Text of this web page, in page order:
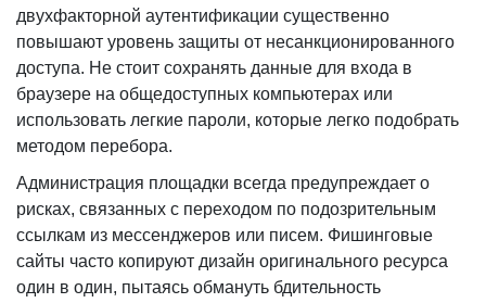
двухфакторной аутентификации существенно
повышают уровень защиты от несанкционированного
доступа. Не стоит сохранять данные для входа в
браузере на общедоступных компьютерах или
использовать легкие пароли, которые легко подобрать
методом перебора.
Администрация площадки всегда предупреждает о
рисках, связанных с переходом по подозрительным
ссылкам из мессенджеров или писем. Фишинговые
сайты часто копируют дизайн оригинального ресурса
один в один, пытаясь обмануть бдительность